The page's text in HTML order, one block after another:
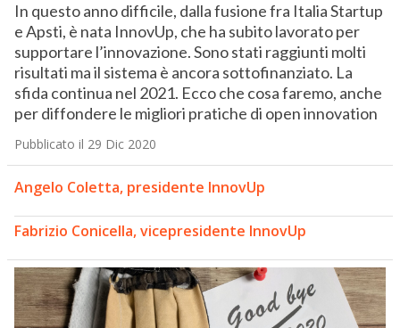
In questo anno difficile, dalla fusione fra Italia Startup
e Apsti, è nata InnovUp, che ha subito lavorato per
supportare l’innovazione. Sono stati raggiunti molti
risultati ma il sistema è ancora sottofinanziato. La
sfida continua nel 2021. Ecco che cosa faremo, anche
per diffondere le migliori pratiche di open innovation
Pubblicato il 29 Dic 2020
Angelo Coletta, presidente InnovUp
Fabrizio Conicella, vicepresidente InnovUp